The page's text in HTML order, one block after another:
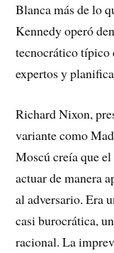
Blanca más de lo
Kennedy operó
tecnocrático típico
expertos y
Richard Nixon,
variante como
Moscú creía que
actuar de manera
al adversario. Era
casi burocrática,
racional. La